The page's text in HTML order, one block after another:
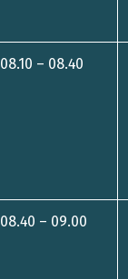
08.10 – 08.40
08.40 – 09.00